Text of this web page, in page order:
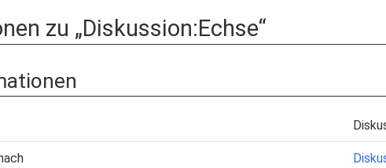
zu „Diskussion:Echse“